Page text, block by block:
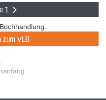
1
zum VLB